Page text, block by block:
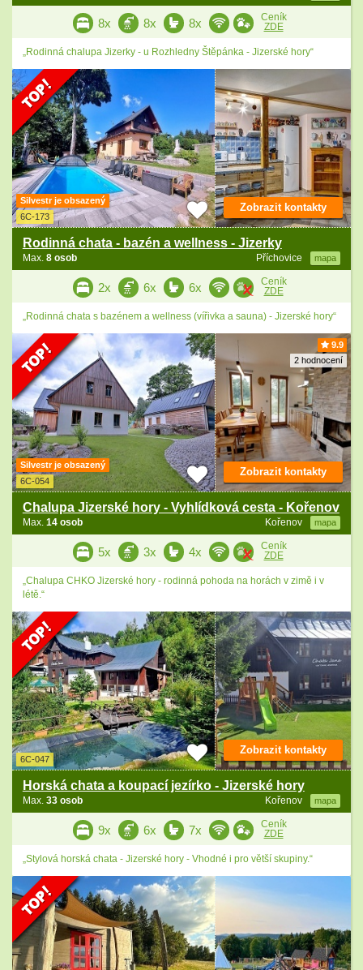
8x 8x 8x
Ceník
ZDE
„Rodinná chalupa Jizerky - u Rozhledny Štěpánka - Jizerské hory“
Silvestr je obsazený
6C-173
Rodinná chata - bazén a wellness - Jizerky
Příchovice mapa
Max. 8 osob
Zobrazit kontakty
2x 6x 6x
Ceník
ZDE
„Rodinná chata s bazénem a wellness (vířivka a sauna) - Jizerské hory“
9.9
2 hodnocení
Silvestr je obsazený
6C-054
Chalupa Jizerské hory - Vyhlídková cesta - Kořenov
Kořenov mapa
Max. 14 osob
Zobrazit kontakty
5x 3x 4x
Ceník
ZDE
„Chalupa CHKO Jizerské hory - rodinná pohoda na horách v zimě i v
létě.“
6C-047
Horská chata a koupací jezírko - Jizerské hory
Kořenov mapa
Max. 33 osob
Zobrazit kontakty
9x 6x 7x
Ceník
ZDE
„Stylová horská chata - Jizerské hory - Vhodné i pro větší skupiny.“